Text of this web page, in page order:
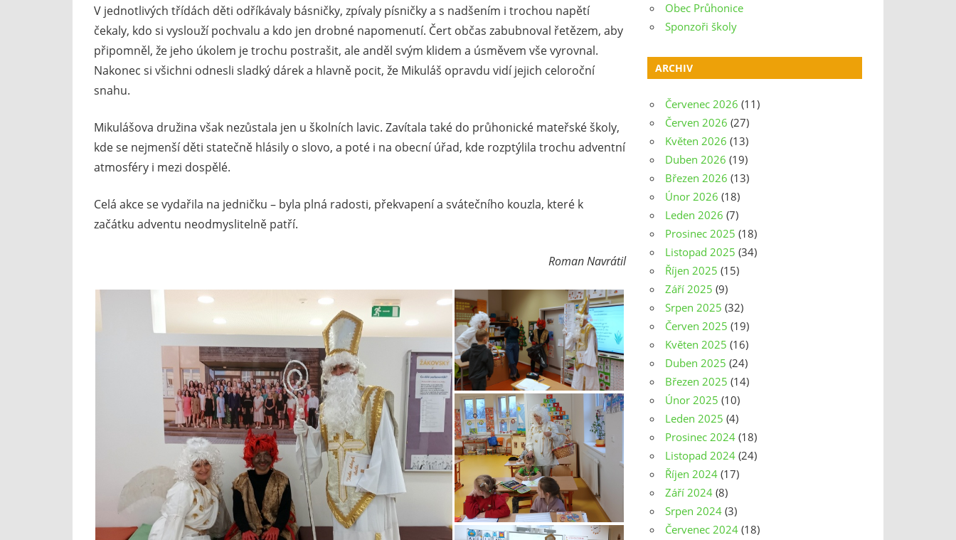
V jednotlivých třídách děti odříkávaly básničky, zpívaly písničky a s nadšením i trochou napětí
čekaly, kdo si vyslouží pochvalu a kdo jen drobné napomenutí. Čert občas zabubnoval řetězem, aby
připomněl, že jeho úkolem je trochu postrašit, ale anděl svým klidem a úsměvem vše vyrovnal.
Nakonec si všichni odnesli sladký dárek a hlavně pocit, že Mikuláš opravdu vidí jejich celoroční
snahu.
Mikulášova družina však nezůstala jen u školních lavic. Zavítala také do průhonické mateřské školy,
kde se nejmenší děti statečně hlásily o slovo, a poté i na obecní úřad, kde rozptýlila trochu adventní
atmosféry i mezi dospělé.
Celá akce se vydařila na jedničku – byla plná radosti, překvapení a svátečního kouzla, které k
začátku adventu neodmyslitelně patří.
Roman Navrátil
Obec Průhonice
Sponzoři školy
ARCHIV
Červenec 2026 (11)
Červen 2026 (27)
Květen 2026 (13)
Duben 2026 (19)
Březen 2026 (13)
Únor 2026 (18)
Leden 2026 (7)
Prosinec 2025 (18)
Listopad 2025 (34)
Říjen 2025 (15)
Září 2025 (9)
Srpen 2025 (32)
Červen 2025 (19)
Květen 2025 (16)
Duben 2025 (24)
Březen 2025 (14)
Únor 2025 (10)
Leden 2025 (4)
Prosinec 2024 (18)
Listopad 2024 (24)
Říjen 2024 (17)
Září 2024 (8)
Srpen 2024 (3)
Červenec 2024 (18)